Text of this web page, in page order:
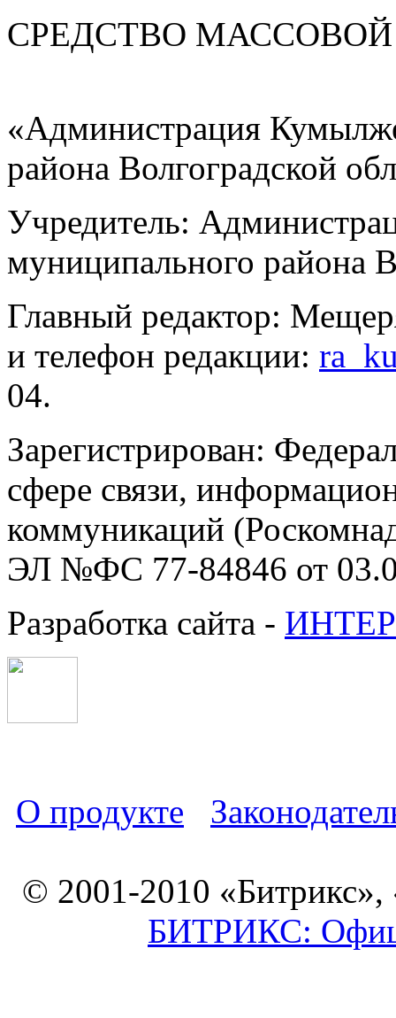
СРЕДСТВО
«Администрация
района Волгоградской
Учредитель:
муниципального района
Главный редактор:
и телефон редакции:
04.
Зарегистрирован:
сфере связи,
коммуникаций
ЭЛ №ФС 77-84846 от
Разработка сайта -
О продукте
© 2001-2010 «Битрикс»,
БИТРИКС: